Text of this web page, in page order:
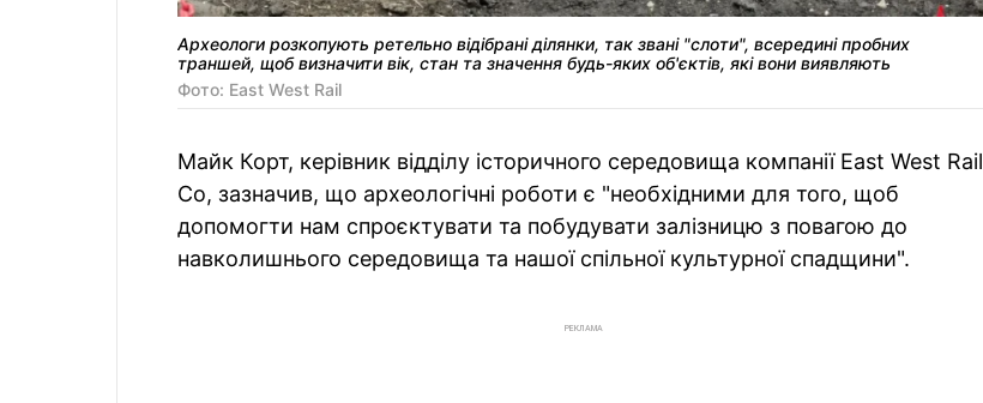
Археологи розкопують ретельно відібрані ділянки, так звані "слоти", всередині пробних
траншей, щоб визначити вік, стан та значення будь-яких об'єктів, які вони виявляють
Фото: East West Rail
Майк Корт, керівник відділу історичного середовища компанії East West Rail
Co, зазначив, що археологічні роботи є "необхідними для того, щоб
допомогти нам спроєктувати та побудувати залізницю з повагою до
навколишнього середовища та нашої спільної культурної спадщини".
РЕКЛАМА